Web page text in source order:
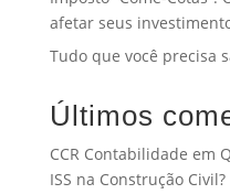
afetar seus
Tudo que você precisa
Últimos
CCR Contabilidade em
ISS na Construção Civil?